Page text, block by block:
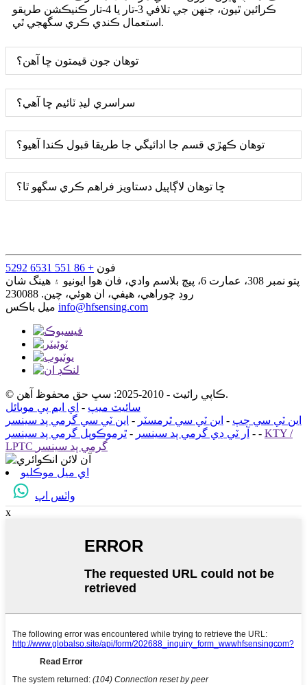
ڪرائين ٿيون، جنهن جي تلافي 3-تار يا 4-تار ڪنيڪشن طريقو
استعمال ڪندي ڪري سگهجي ٿي.
توهان جون قيمتون ڇا آهن؟
سراسري ليڊ ٽائيم ڇا آهي؟
توهان ڪهڙي قسم جا ادائيگي جا طريقا قبول ڪندا آهيو؟
ڇا توهان لاڳاپيل دستاويز فراهم ڪري سگهو ٿا؟
فون + 86 551 6531 5292
پتو
نمبر 308، عمارت 6، پيچ بلاسم وادي، فان هوا ايونيو ۽ هينگ شان
روڊ چوراهي، هيفي، ان هوئي، چين. 230088
ميل باڪس info@hfsensing.com
© ڪاپي رائيٽ - 2010-2025: سڀ حق محفوظ آهن.
سائيٽ ميپ - اي ايم پي موبائل
اين ٽي سي چپ - اين ٽي سي ٿرمسٽر - اين ٽي سي گرمي پد سينسر
- آر ٽي ڊي گرمي پد سينسر - ٿرموڪوپل گرمي پد سينسر - KTY /
LPTC گرمي پد سينسر
اي ميل موڪليو
واٽس اپ
x